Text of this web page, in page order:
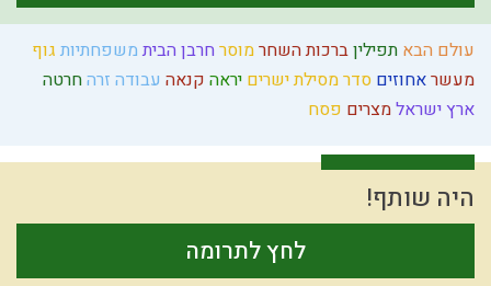
עולם הבא תפיליןברכות השחרמוסר חרבן הבית משפחתיות גוף
מעשראחוזים סדר מסילת ישרים יראה קנאה עבודה זרהחרטה
ארץ ישראלמצרים פסח
היה שותף!
לחץ לתרומה